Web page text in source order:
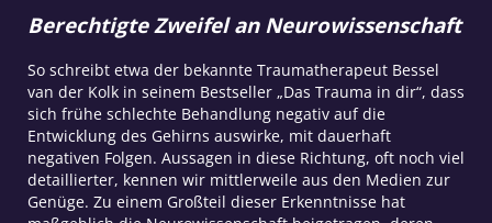
Berechtigte Zweifel an Neurowissenschaft
So schreibt etwa der bekannte Traumatherapeut Bessel
van der Kolk in seinem Bestseller „Das Trauma in dir“, dass
sich frühe schlechte Behandlung negativ auf die
Entwicklung des Gehirns auswirke, mit dauerhaft
negativen Folgen. Aussagen in diese Richtung, oft noch viel
detaillierter, kennen wir mittlerweile aus den Medien zur
Genüge. Zu einem Großteil dieser Erkenntnisse hat